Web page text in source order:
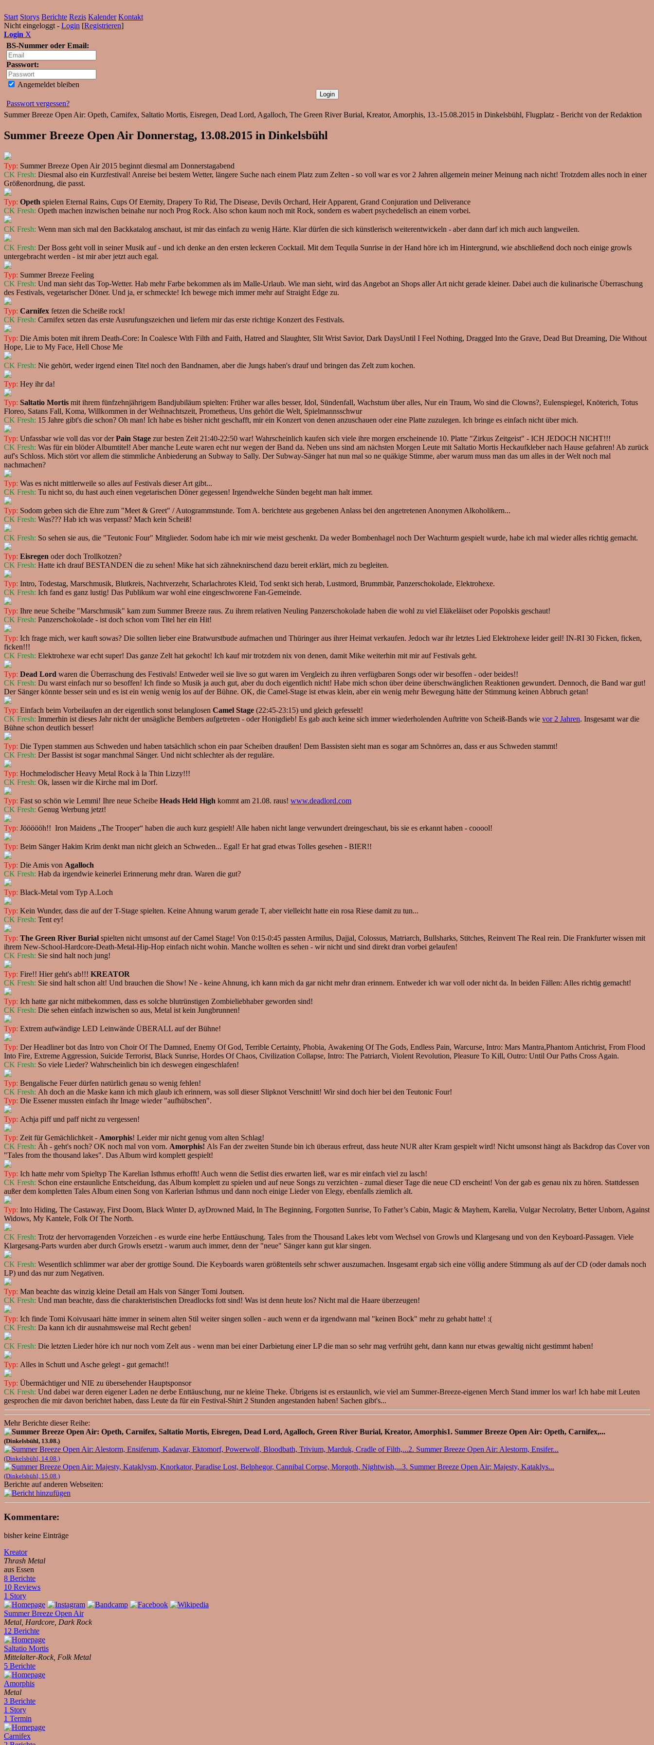
Start Storys Berichte Rezis Kalender Kontakt
Nicht eingeloggt - Login [Registrieren]
Login X
BS-Nummer oder Email:
Passwort:
Angemeldet bleiben
Passwort vergessen?
Summer Breeze Open Air: Opeth, Carnifex, Saltatio Mortis, Eisregen, Dead Lord, Agalloch, The Green River Burial, Kreator, Amorphis, 13.-15.08.2015 in Dinkelsbühl, Flugplatz - Bericht von der Redaktion
Summer Breeze Open Air Donnerstag, 13.08.2015 in Dinkelsbühl
Typ: Summer Breeze Open Air 2015 beginnt diesmal am Donnerstagabend
CK Fresh: Diesmal also ein Kurzfestival! Anreise bei bestem Wetter, längere Suche nach einem Platz zum Zelten - so voll war es vor 2 Jahren allgemein meiner Meinung nach nicht! Trotzdem alles noch in einer
Größenordnung, die passt.
Typ: Opeth spielen Eternal Rains, Cups Of Eternity, Drapery To Rid, The Disease, Devils Orchard, Heir Apparent, Grand Conjuration und Deliverance
CK Fresh: Opeth machen inzwischen beinahe nur noch Prog Rock. Also schon kaum noch mit Rock, sondern es wabert psychedelisch an einem vorbei.
CK Fresh: Wenn man sich mal den Backkatalog anschaut, ist mir das einfach zu wenig Härte. Klar dürfen die sich künstlerisch weiterentwickeln - aber dann darf ich mich auch langweilen.
CK Fresh: Der Boss geht voll in seiner Musik auf - und ich denke an den ersten leckeren Cocktail. Mit dem Tequila Sunrise in der Hand höre ich im Hintergrund, wie abschließend doch noch einige growls
untergebracht werden - ist mir aber jetzt auch egal.
Typ: Summer Breeze Feeling
CK Fresh: Und man sieht das Top-Wetter. Hab mehr Farbe bekommen als im Malle-Urlaub. Wie man sieht, wird das Angebot an Shops aller Art nicht gerade kleiner. Dabei auch die kulinarische Überraschung
des Festivals, vegetarischer Döner. Und ja, er schmeckte! Ich bewege mich immer mehr auf Straight Edge zu.
Typ: Carnifex fetzen die Scheiße rock!
CK Fresh: Carnifex setzen das erste Ausrufungszeichen und liefern mir das erste richtige Konzert des Festivals.
Typ: Die Amis boten mit ihrem Death-Core: In Coalesce With Filth and Faith, Hatred and Slaughter, Slit Wrist Savior, Dark DaysUntil I Feel Nothing, Dragged Into the Grave, Dead But Dreaming, Die Without
Hope, Lie to My Face, Hell Chose Me
CK Fresh: Nie gehört, weder irgend einen Titel noch den Bandnamen, aber die Jungs haben's drauf und bringen das Zelt zum kochen.
Typ: Hey ihr da!
Typ: Saltatio Mortis mit ihrem fünfzehnjährigem Bandjubiläum spielten: Früher war alles besser, Idol, Sündenfall, Wachstum über alles, Nur ein Traum, Wo sind die Clowns?, Eulenspiegel, Knöterich, Totus
Floreo, Satans Fall, Koma, Willkommen in der Weihnachtszeit, Prometheus, Uns gehört die Welt, Spielmannsschwur
CK Fresh: 15 Jahre gibt's die schon? Oh man! Ich habe es bisher nicht geschafft, mir ein Konzert von denen anzuschauen oder eine Platte zuzulegen. Ich bringe es einfach nicht über mich.
Typ: Unfassbar wie voll das vor derPain Stage zur besten Zeit 21:40-22:50 war! Wahrscheinlich kaufen sich viele ihre morgen erscheinende 10. Platte "Zirkus Zeitgeist" - ICH JEDOCH NICHT!!!
CK Fresh: Was für ein blöder Albumtitel! Aber manche Leute waren echt nur wegen der Band da. Neben uns sind am nächsten Morgen Leute mit Saltatio Mortis Heckaufkleber nach Hause gefahren! Ab zurück
auf's Schloss. Mich stört vor allem die stimmliche Anbiederung an Subway to Sally. Der Subway-Sänger hat nun mal so ne quäkige Stimme, aber warum muss man das um alles in der Welt noch mal
nachmachen?
Typ: Was es nicht mittlerweile so alles auf Festivals dieser Art gibt...
CK Fresh: Tu nicht so, du hast auch einen vegetarischen Döner gegessen! Irgendwelche Sünden begeht man halt immer.
Typ: Sodom geben sich die Ehre zum "Meet & Greet" / Autogrammstunde. Tom A. berichtete aus gegebenen Anlass bei den angetretenen Anonymen Alkoholikern...
CK Fresh: Was??? Hab ich was verpasst? Mach kein Scheiß!
CK Fresh: So sehen sie aus, die "Teutonic Four" Mitglieder. Sodom habe ich mir wie meist geschenkt. Da weder Bombenhagel noch Der Wachturm gespielt wurde, habe ich mal wieder alles richtig gemacht.
Typ: Eisregen oder doch Trollkotzen?
CK Fresh: Hatte ich drauf BESTANDEN die zu sehen! Mike hat sich zähneknirschend dazu bereit erklärt, mich zu begleiten.
Typ: Intro, Todestag, Marschmusik, Blutkreis, Nachtverzehr, Scharlachrotes Kleid, Tod senkt sich herab, Lustmord, Brummbär, Panzerschokolade, Elektrohexe.
CK Fresh: Ich fand es ganz lustig! Das Publikum war wohl eine eingeschworene Fan-Gemeinde.
Typ: Ihre neue Scheibe "Marschmusik" kam zum Summer Breeze raus. Zu ihrem relativen Neuling Panzerschokolade haben die wohl zu viel Eläkeläiset oder Popolskis geschaut!
CK Fresh: Panzerschokolade - ist doch schon vom Titel her ein Hit!
Typ: Ich frage mich, wer kauft sowas? Die sollten lieber eine Bratwurstbude aufmachen und Thüringer aus ihrer Heimat verkaufen. Jedoch war ihr letztes Lied Elektrohexe leider geil! IN-RI 30 Ficken, ficken,
ficken!!!
CK Fresh: Elektrohexe war echt super! Das ganze Zelt hat gekocht! Ich kauf mir trotzdem nix von denen, damit Mike weiterhin mit mir auf Festivals geht.
Typ: Dead Lord waren die Überraschung des Festivals! Entweder weil sie live so gut waren im Vergleich zu ihren verfügbaren Songs oder wir besoffen - oder beides!!
CK Fresh: Du warst einfach nur so besoffen! Ich finde so Musik ja auch gut, aber du doch eigentlich nicht! Habe mich schon über deine überschwänglichen Reaktionen gewundert. Dennoch, die Band war gut!
Der Sänger könnte besser sein und es ist ein wenig wenig los auf der Bühne. OK, die Camel-Stage ist etwas klein, aber ein wenig mehr Bewegung hätte der Stimmung keinen Abbruch getan!
Typ: Einfach beim Vorbeilaufen an der eigentlich sonst belanglosen Camel Stage (22:45-23:15) und gleich gefesselt!
CK Fresh: Immerhin ist dieses Jahr nicht der unsägliche Bembers aufgetreten - oder Honigdieb! Es gab auch keine sich immer wiederholenden Auftritte von Scheiß-Bands wie vor 2 Jahren. Insgesamt war die
Bühne schon deutlich besser!
Typ: Die Typen stammen aus Schweden und haben tatsächlich schon ein paar Scheiben draußen! Dem Bassisten sieht man es sogar am Schnörres an, dass er aus Schweden stammt!
CK Fresh: Der Bassist ist sogar manchmal Sänger. Und nicht schlechter als der reguläre.
Typ: Hochmelodischer Heavy Metal Rock à la Thin Lizzy!!!
CK Fresh: Ok, lassen wir die Kirche mal im Dorf.
Typ: Fast so schön wie Lemmi! Ihre neue Scheibe Heads Held High kommt am 21.08. raus! www.deadlord.com
CK Fresh: Genug Werbung jetzt!
Typ: Jöööööh!! Iron Maidens „The Trooper“ haben die auch kurz gespielt! Alle haben nicht lange verwundert dreingeschaut, bis sie es erkannt haben - cooool!
Typ: Beim Sänger Hakim Krim denkt man nicht gleich an Schweden... Egal! Er hat grad etwas Tolles gesehen - BIER!!
Typ: Die Amis von Agalloch
CK Fresh: Hab da irgendwie keinerlei Erinnerung mehr dran. Waren die gut?
Typ: Black-Metal vom Typ A.Loch
Typ: Kein Wunder, dass die auf der T-Stage spielten. Keine Ahnung warum gerade T, aber vielleicht hatte ein rosa Riese damit zu tun...
CK Fresh: Tent ey!
Typ: The Green River Burial spielten nicht umsonst auf der Camel Stage! Von 0:15-0:45 passten Armilus, Dajjal, Colossus, Matriarch, Bullsharks, Stitches, Reinvent The Real rein. Die Frankfurter wissen mit
ihrem New-School-Hardcore-Death-Metal-Hip-Hop einfach nicht wohin. Manche wollten es sehen - wir nicht und sind direkt dran vorbei gelaufen!
CK Fresh: Sie sind halt noch jung!
Typ: Fire!! Hier geht's ab!!! KREATOR
CK Fresh: Sie sind halt schon alt! Und brauchen die Show! Ne - keine Ahnung, ich kann mich da gar nicht mehr dran erinnern. Entweder ich war voll oder nicht da. In beiden Fällen: Alles richtig gemacht!
Typ: Ich hatte gar nicht mitbekommen, dass es solche blutrünstigen Zombieliebhaber geworden sind!
CK Fresh: Die sehen einfach inzwischen so aus, Metal ist kein Jungbrunnen!
Typ: Extrem aufwändige LED Leinwände ÜBERALL auf der Bühne!
Typ: Der Headliner bot das Intro von Choir Of The Damned, Enemy Of God, Terrible Certainty, Phobia, Awakening Of The Gods, Endless Pain, Warcurse, Intro: Mars Mantra,Phantom Antichrist, From Flood
Into Fire, Extreme Aggression, Suicide Terrorist, Black Sunrise, Hordes Of Chaos, Civilization Collapse, Intro: The Patriarch, Violent Revolution, Pleasure To Kill, Outro: Until Our Paths Cross Again.
CK Fresh: So viele Lieder? Wahrscheinlich bin ich deswegen eingeschlafen!
Typ: Bengalische Feuer dürfen natürlich genau so wenig fehlen!
CK Fresh: Ah doch an die Maske kann ich mich glaub ich erinnern, was soll dieser Slipknot Verschnitt! Wir sind doch hier bei den Teutonic Four!
Typ: Die Essener mussten einfach ihr Image wieder "aufhübschen".
Typ: Achja piff und paff nicht zu vergessen!
Typ: Zeit für Gemächlichkeit - Amorphis! Leider mir nicht genug vom alten Schlag!
CK Fresh: Äh - geht's noch? OK noch mal von vorn. Amorphis! Als Fan der zweiten Stunde bin ich überaus erfreut, dass heute NUR alter Kram gespielt wird! Nicht umsonst hängt als Backdrop das Cover von
"Tales from the thousand lakes". Das Album wird komplett gespielt!
Typ: Ich hatte mehr vom Spieltyp The Karelian Isthmus erhofft! Auch wenn die Setlist dies erwarten ließ, war es mir einfach viel zu lasch!
CK Fresh: Schon eine erstaunliche Entscheidung, das Album komplett zu spielen und auf neue Songs zu verzichten - zumal dieser Tage die neue CD erscheint! Von der gab es genau nix zu hören. Stattdessen
außer dem kompletten Tales Album einen Song von Karlerian Isthmus und dann noch einige Lieder von Elegy, ebenfalls ziemlich alt.
Typ: Into Hiding, The Castaway, First Doom, Black Winter D, ayDrowned Maid, In The Beginning, Forgotten Sunrise, To Father’s Cabin, Magic & Mayhem, Karelia, Vulgar Necrolatry, Better Unborn, Against
Widows, My Kantele, Folk Of The North.
CK Fresh: Trotz der hervorragenden Vorzeichen - es wurde eine herbe Enttäuschung. Tales from the Thousand Lakes lebt vom Wechsel von Growls und Klargesang und von den Keyboard-Passagen. Viele
Klargesang-Parts wurden aber durch Growls ersetzt - warum auch immer, denn der "neue" Sänger kann gut klar singen.
CK Fresh: Wesentlich schlimmer war aber der grottige Sound. Die Keyboards waren größtenteils sehr schwer auszumachen. Insgesamt ergab sich eine völlig andere Stimmung als auf der CD (oder damals noch
LP) und das nur zum Negativen.
Typ: Man beachte das winzig kleine Detail am Hals von Sänger Tomi Joutsen.
CK Fresh: Und man beachte, dass die charakteristischen Dreadlocks fott sind! Was ist denn heute los? Nicht mal die Haare überzeugen!
Typ: Ich finde Tomi Koivusaari hätte immer in seinem alten Stil weiter singen sollen - auch wenn er da irgendwann mal "keinen Bock" mehr zu gehabt hatte! :(
CK Fresh: Da kann ich dir ausnahmsweise mal Recht geben!
CK Fresh: Die letzten Lieder höre ich nur noch vom Zelt aus - wenn man bei einer Darbietung einer LP die man so sehr mag verfrüht geht, dann kann nur etwas gewaltig nicht gestimmt haben!
Typ: Alles in Schutt und Asche gelegt - gut gemacht!!
Typ: Übermächtiger und NIE zu übersehender Hauptsponsor
CK Fresh: Und dabei war deren eigener Laden ne derbe Enttäuschung, nur ne kleine Theke. Übrigens ist es erstaunlich, wie viel am Summer-Breeze-eigenen Merch Stand immer los war! Ich habe mit Leuten
gesprochen die mir davon berichtet haben, dass Leute da für ein Festival-Shirt 2 Stunden angestanden haben! Sachen gibt's...
Mehr Berichte dieser Reihe:
1. Summer Breeze Open Air: Opeth, Carnifex,...
(Dinkelsbühl, 13.08.)
2. Summer Breeze Open Air: Alestorm, Ensifer...
(Dinkelsbühl, 14.08.)
3. Summer Breeze Open Air: Majesty, Kataklys...
(Dinkelsbühl, 15.08.)
Berichte auf anderen Webseiten:
Kommentare:
bisher keine Einträge
Kreator
Thrash Metal
aus Essen
8 Berichte
10 Reviews
1 Story
Summer Breeze Open Air
Metal, Hardcore, Dark Rock
12 Berichte
Saltatio Mortis
Mittelalter-Rock, Folk Metal
5 Berichte
Amorphis
Metal
3 Berichte
1 Story
1 Termin
Carnifex